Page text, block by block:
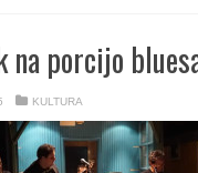
na porcijo
KULTURA